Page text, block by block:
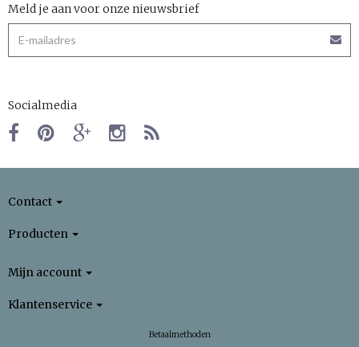
Meld je aan voor onze nieuwsbrief
Socialmedia
Contact
Producten
Mijn account
Klantenservice
Betaalmethoden